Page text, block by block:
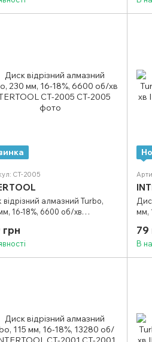
CT-2005
відрізний алмазний Turbo,
16-18%, 6600 об/хв
грн
мм,
79
В